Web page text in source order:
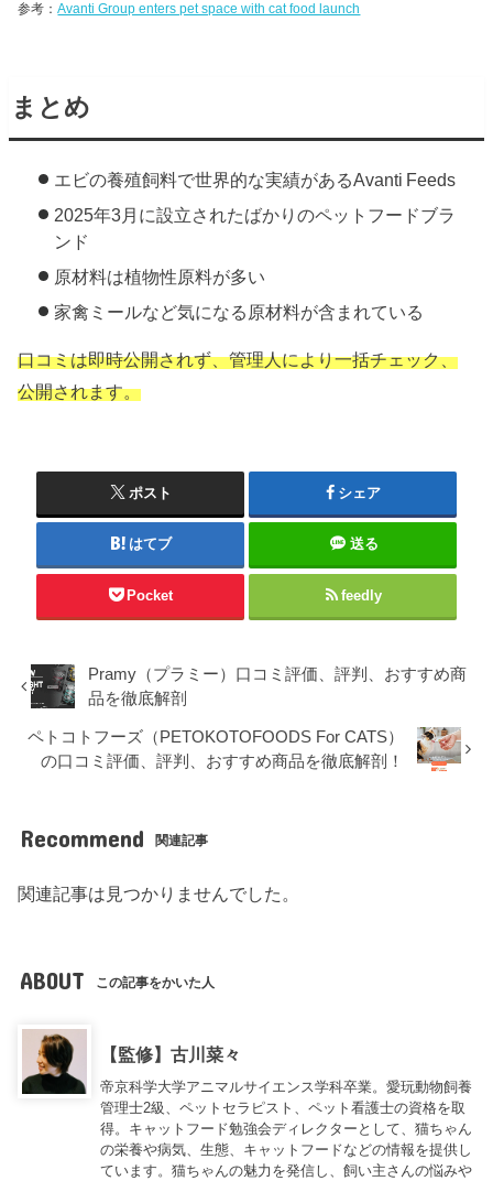
参考：Avanti Group enters pet space with cat food launch
まとめ
エビの養殖飼料で世界的な実績があるAvanti Feeds
2025年3月に設立されたばかりのペットフードブラ
ンド
原材料は植物性原料が多い
家禽ミールなど気になる原材料が含まれている
口コミは即時公開されず、管理人により一括チェック、
公開されます。
ポスト シェア
はてブ 送る
Pocket feedly
Pramy（プラミー）口コミ評価、評判、おすすめ商
品を徹底解剖
ペトコトフーズ（PETOKOTOFOODS For CATS）
の口コミ評価、評判、おすすめ商品を徹底解剖！
Recommend 関連記事
関連記事は見つかりませんでした。
ABOUT この記事をかいた人
【監修】古川菜々
帝京科学大学アニマルサイエンス学科卒業。愛玩動物飼養
管理士2級、ペットセラピスト、ペット看護士の資格を取
得。キャットフード勉強会ディレクターとして、猫ちゃん
の栄養や病気、生態、キャットフードなどの情報を提供し
ています。猫ちゃんの魅力を発信し、飼い主さんの悩みや